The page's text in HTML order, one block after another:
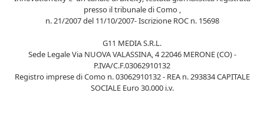
presso il tribunale di Como ,
n. 21/2007 del 11/10/2007- Iscrizione ROC n. 15698
G11 MEDIA S.R.L.
Sede Legale Via NUOVA VALASSINA, 4 22046 MERONE (CO) -
P.IVA/C.F.03062910132
Registro imprese di Como n. 03062910132 - REA n. 293834 CAPITALE
SOCIALE Euro 30.000 i.v.